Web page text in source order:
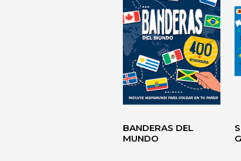
LA
BANDERAS DEL
MUNDO